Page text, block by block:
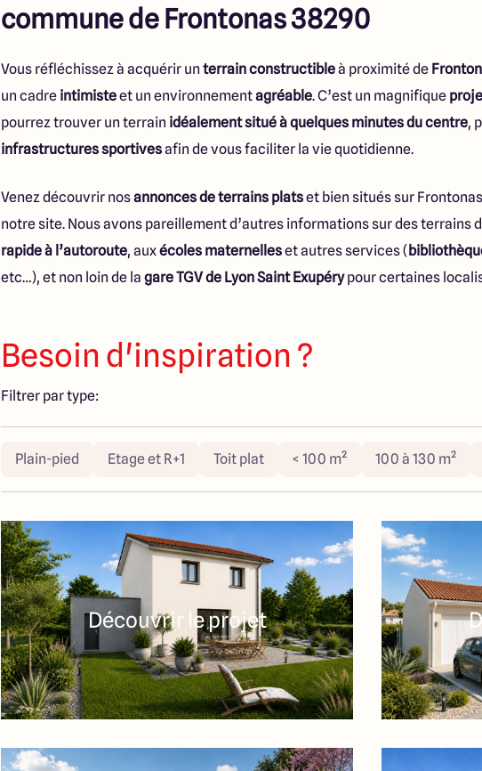
commune de Frontonas 38290
Vous réfléchissez à acquérir un terrain constructibleà proximité de
un cadre intimisteet un environnementagréable. C’est un magnifique
pourrez trouver un terrain idéalement situé à quelques minutes du centre,
infrastructures sportivesafin de vous faciliter la vie quotidienne.
Venez découvrir nosannonces de terrains platset bien situés sur
notre site. Nous avons pareillement d’autres informations sur des terrains
rapide à l’autoroute, auxécoles maternelleset autres services (
etc…), et non loin de la gare TGV de Lyon Saint Exupérypour certaines
Besoin d'inspiration ?
Filtrer par type:
Plain-pied Etage et R+1 Toit plat < 100 m² 100 à 130 m²
Découvrir le projet